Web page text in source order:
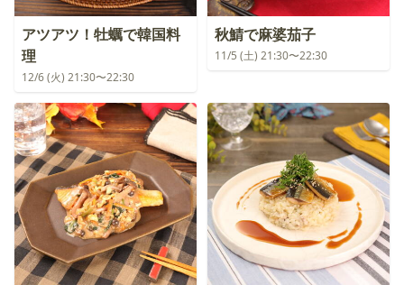
アツアツ！牡蠣で韓国料
理
12/6 (火) 21:30〜22:30
秋鯖で麻婆茄子
11/5 (土) 21:30〜22:30